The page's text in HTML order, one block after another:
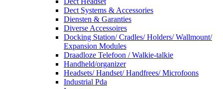
Dect Systems & Accessories
Diensten & Garanties
Diverse Accessoires
Docking Station/ Cradles/ Holders/ Wallmount/
Expansion Modules
Draadloze Telefoon / Walkie-talkie
Handheld/organizer
Headsets/ Handset/ Handfrees/ Microfoons
Industrial Pda